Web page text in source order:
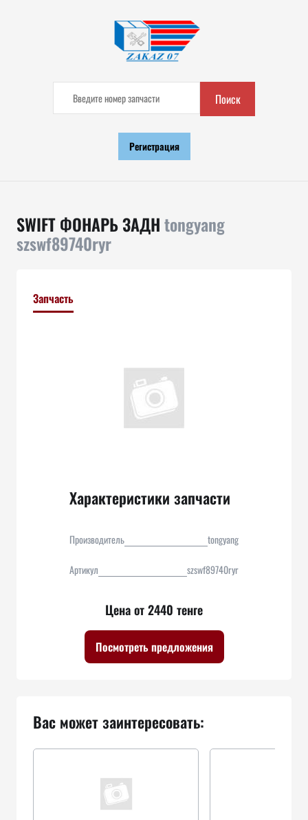
Поиск
Регистрация
SWIFT ФОНАРЬ ЗАДНtongyang
szswf89740ryr
Запчасть
Характеристики запчасти
Производитель tongyang
Артикул szswf89740ryr
Цена от 2440 тенге
Посмотреть предложения
Вас может заинтересовать: